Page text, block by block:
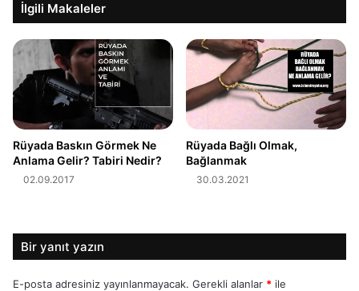
İlgili Makaleler
Rüyada Baskın Görmek Ne
Anlama Gelir? Tabiri Nedir?
02.09.2017
Rüyada Bağlı Olmak,
Bağlanmak
30.03.2021
Bir yanıt yazın
E-posta adresiniz yayınlanmayacak. Gerekli alanlar * ile